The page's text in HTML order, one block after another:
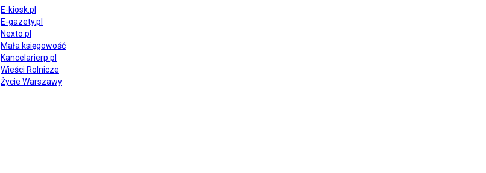
E-kiosk.pl
E-gazety.pl
Nexto.pl
Mała księgowość
Kancelarierp.pl
Wieści Rolnicze
Życie Warszawy